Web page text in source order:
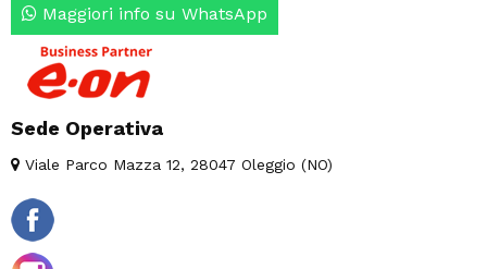
Maggiori info su WhatsApp
Sede Operativa
Viale Parco Mazza 12, 28047 Oleggio (NO)